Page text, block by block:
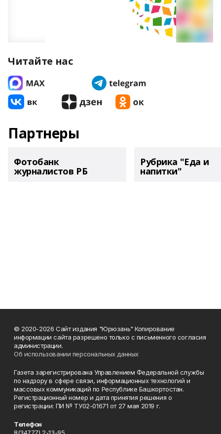
Читайте нас
Партнеры
Фотобанк
журналистов РБ
Рубрика "Еда и
напитки"
© 2020-2026 Сайт издания "Юрюзань" Копирование
информации сайта разрешено только с письменного согласия
администрации.
Об использовании персональных данных
Газета зарегистрирована Управлением Федеральной службы
по надзору в сфере связи, информационных технологий и
массовых коммуникаций по Республике Башкортостан.
Регистрационный номер и дата принятия решения о
регистрации: ПИ № ТУ02-01671 от 27 мая 2019 г.
Телефон